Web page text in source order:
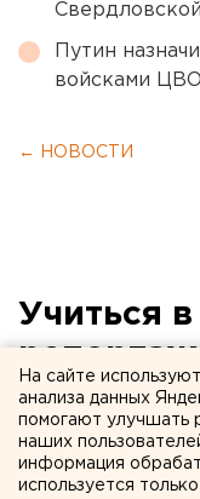
Путин
войсками ЦВО
← НОВОСТИ
Учиться
репортаж
гимназии
На сайте
анализа данных
помогают улучшать
наших
информация
используется